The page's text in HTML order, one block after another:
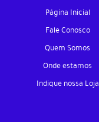
Página Inicial
Fale Conosco
Quem Somos
Onde estamos
Indique nossa Loja